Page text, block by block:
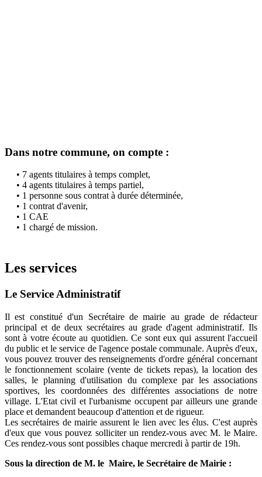
Dans notre commune, on compte :
• 7 agents titulaires à temps complet,
• 4 agents titulaires à temps partiel,
• 1 personne sous contrat à durée déterminée,
• 1 contrat d'avenir,
• 1 CAE
• 1 chargé de mission.
Les services
Le Service Administratif
Il est constitué d'un Secrétaire de mairie au grade de rédacteur
principal et de deux secrétaires au grade d'agent administratif. Ils
sont à votre écoute au quotidien. Ce sont eux qui assurent l'accueil
du public et le service de l'agence postale communale. Auprès d'eux,
vous pouvez trouver des renseignements d'ordre général concernant
le fonctionnement scolaire (vente de tickets repas), la location des
salles, le planning d'utilisation du complexe par les associations
sportives, les coordonnées des différentes associations de notre
village. L'Etat civil et l'urbanisme occupent par ailleurs une grande
place et demandent beaucoup d'attention et de rigueur.
Les secrétaires de mairie assurent le lien avec les élus. C'est auprès
d'eux que vous pouvez solliciter un rendez-vous avec M. le Maire.
Ces rendez-vous sont possibles chaque mercredi à partir de 19h.
Sous la direction de M. le Maire, le Secrétaire de Mairie :